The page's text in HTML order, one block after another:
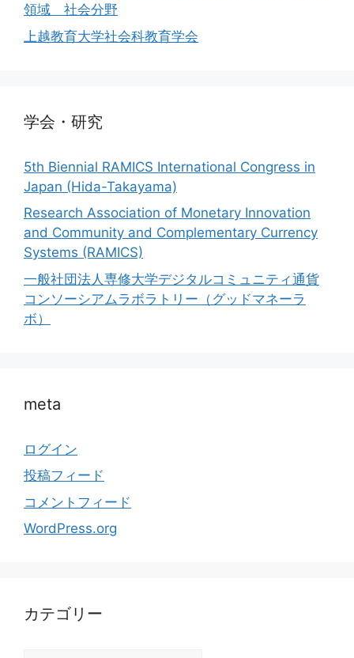
領域 社会分野
上越教育大学社会科教育学会
学会・研究
5th Biennial RAMICS International Congress in
Japan (Hida-Takayama)
Research Association of Monetary Innovation
and Community and Complementary Currency
Systems (RAMICS)
一般社団法人専修大学デジタルコミュニティ通貨
コンソーシアムラボラトリー（グッドマネーラ
ボ）
meta
ログイン
投稿フィード
コメントフィード
WordPress.org
カテゴリー